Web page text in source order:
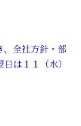
、全社方針・部
は１１（水）